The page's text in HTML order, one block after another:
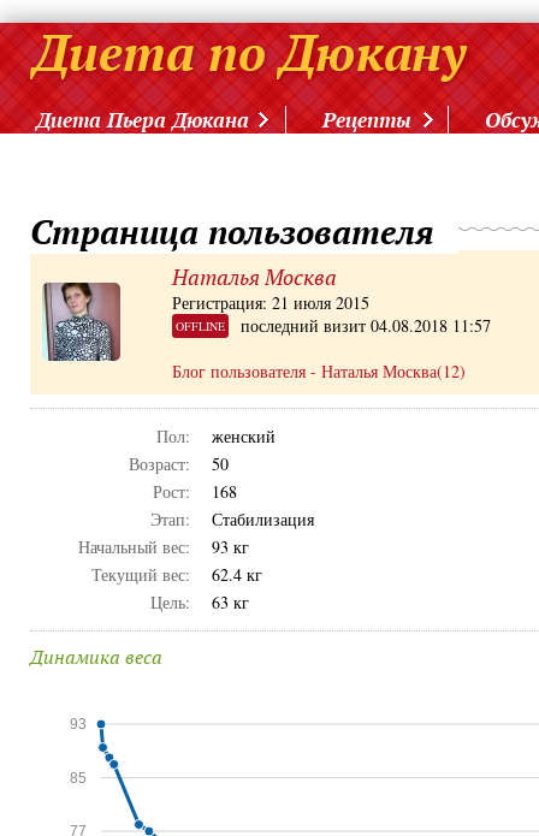
Диета Пьера Дюкана Рецепты
Страница пользователя
Наталья Москва
Регистрация: 21 июля 2015
OFFLINE
последний визит 04.08.2018 11:57
Блог пользователя - Наталья Москва(12)
Пол:
женский
Возраст:
50
Рост:
168
Этап:
Стабилизация
Начальный вес:
93 кг
Текущий вес:
62.4 кг
Цель:
63 кг
Динамика веса
77
85
93